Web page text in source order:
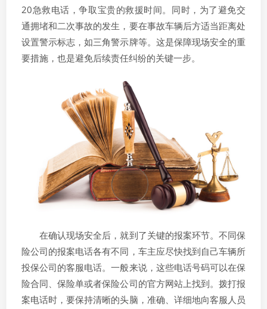
20急救电话，争取宝贵的救援时间。同时，为了避免交
通拥堵和二次事故的发生，要在事故车辆后方适当距离处
设置警示标志，如三角警示牌等。这是保障现场安全的重
要措施，也是避免后续责任纠纷的关键一步。
在确认现场安全后，就到了关键的报案环节。不同保
险公司的报案电话各有不同，车主应尽快找到自己车辆所
投保公司的客服电话。一般来说，这些电话号码可以在保
险合同、保险单或者保险公司的官方网站上找到。拨打报
案电话时，要保持清晰的头脑，准确、详细地向客服人员